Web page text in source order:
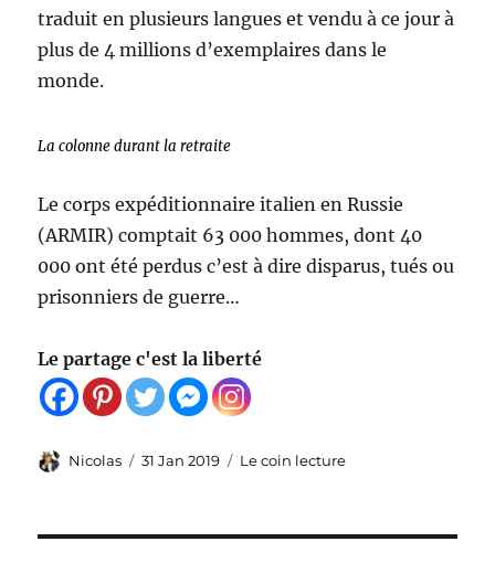
traduit en plusieurs langues et vendu à ce jour à
plus de 4 millions d’exemplaires dans le
monde.
La colonne durant la retraite
Le corps expéditionnaire italien en Russie
(ARMIR) comptait 63 000 hommes, dont 40
000 ont été perdus c’est à dire disparus, tués ou
prisonniers de guerre…
Le partage c'est la liberté
Auteur
Nicolas
Publié
31 Jan 2019 Catégories
Le coin lecture